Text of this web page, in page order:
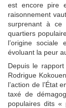
est encore pire
raisonnement
surprenant à ce
quartiers
l’origine
évoluant la peur
Depuis le
Rodrigue
l’action de l’État
taxé de
populaires dits «